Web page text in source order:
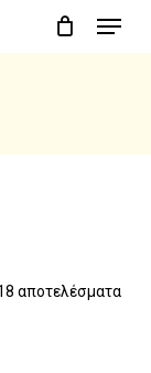
Menu
αποτελέσματα